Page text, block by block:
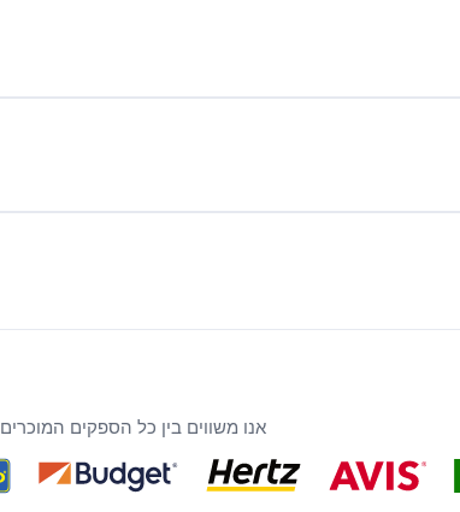
אנו משווים בין כל הספקים המוכרים